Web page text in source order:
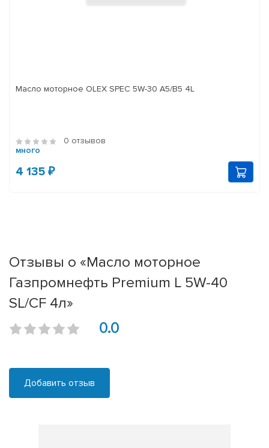
Масло моторное OLEX SPEC 5W-30 A5/B5 4L
0 отзывов
много
4 135 ₽
Отзывы о «Масло моторное
Газпромнефть Premium L 5W-40
SL/CF 4л»
0.0
Добавить отзыв